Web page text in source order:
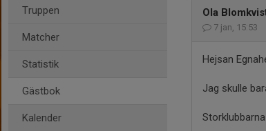
Truppen
Matcher
Statistik
Gästbok
Kalender
Ola
7 jan, 15:53
Hejsan
Jag skulle